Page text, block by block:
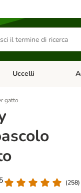
antiparassitari
Apri Menu Categoria:
Uccelli
gatto
(258)